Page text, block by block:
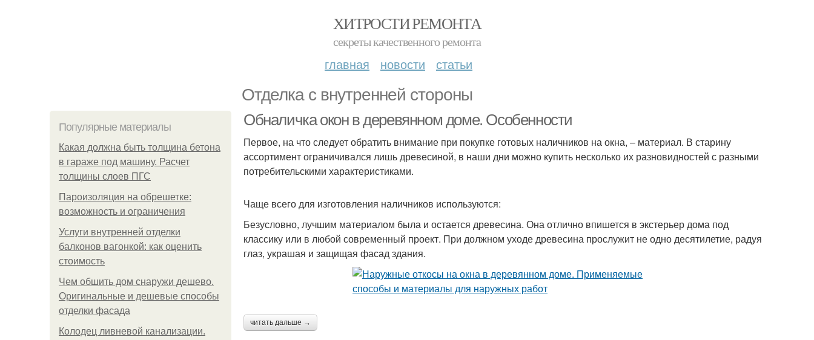
ХИТРОСТИ РЕМОНТА
секреты качественного ремонта
главная новости статьи
Отделка с внутренней стороны
Популярные материалы
Какая должна быть толщина бетона
в гараже под машину. Расчет
толщины слоев ПГС
Пароизоляция на обрешетке:
возможность и ограничения
Услуги внутренней отделки
балконов вагонкой: как оценить
стоимость
Чем обшить дом снаружи дешево.
Оригинальные и дешевые способы
отделки фасада
Колодец ливневой канализации.
Обналичка окон в деревянном доме. Особенности
Первое, на что следует обратить внимание при покупке готовых наличников на окна, – материал. В старину
ассортимент ограничивался лишь древесиной, в наши дни можно купить несколько их разновидностей с разными
потребительскими характеристиками.
Чаще всего для изготовления наличников используются:
Безусловно, лучшим материалом была и остается древесина. Она отлично впишется в экстерьер дома под
классику или в любой современный проект. При должном уходе древесина прослужит не одно десятилетие, радуя
глаз, украшая и защищая фасад здания.
читать дальше →